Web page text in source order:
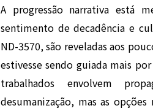
A progressão narrativa está
sentimento de decadência e
ND-3570, são reveladas aos
estivesse sendo guiada mais
trabalhados envolvem
desumanização, mas as